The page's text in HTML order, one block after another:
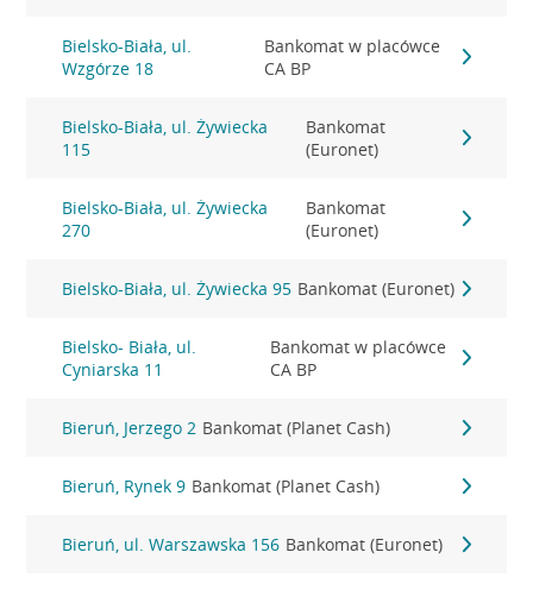
Bielsko-Biała, ul.
Wzgórze 18
Bankomat w placówce
CA BP
Bielsko-Biała, ul. Żywiecka
115
Bankomat
(Euronet)
Bielsko-Biała, ul. Żywiecka
270
Bankomat
(Euronet)
Bielsko-Biała, ul. Żywiecka 95 Bankomat (Euronet)
Bielsko- Biała, ul.
Cyniarska 11
Bankomat w placówce
CA BP
Bieruń, Jerzego 2 Bankomat (Planet Cash)
Bieruń, Rynek 9 Bankomat (Planet Cash)
Bieruń, ul. Warszawska 156 Bankomat (Euronet)